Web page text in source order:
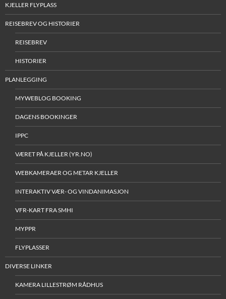
KJELLER FLYPLASS
REISEBREV OG HISTORIER
REISEBREV
HISTORIER
PLANLEGGING
MYWEBLOG BOOKING
DAGENS BOOKINGER
IPPC
VÆRET PÅ KJELLER (YR.NO)
WEBKAMERAER OG METAR KJELLER
INTERAKTIV VÆR- OG VINDANIMASJON
VFR-KART FRA SMHI
MYPPR
FLYPLASSER
DIVERSE LINKER
KAMERA LILLESTRØM RÅDHUS